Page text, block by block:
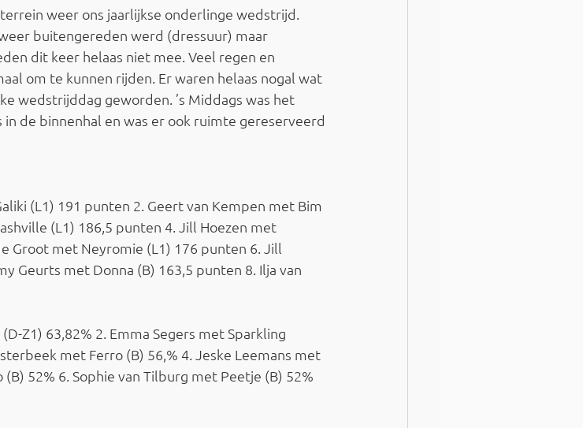
weer ons jaarlijkse onderlinge wedstrijd.
buitengereden werd (dressuur) maar
dit keer helaas niet mee. Veel regen en
om te kunnen rijden. Er waren helaas nogal wat
wedstrijddag geworden. ’s Middags was het
de binnenhal en was er ook ruimte gereserveerd
(L1) 191 punten 2. Geert van Kempen met Bim
(L1) 186,5 punten 4. Jill Hoezen met
Groot met Neyromie (L1) 176 punten 6. Jill
Geurts met Donna (B) 163,5 punten 8. Ilja van
Z1) 63,82% 2. Emma Segers met Sparkling
met Ferro (B) 56,% 4. Jeske Leemans met
52% 6. Sophie van Tilburg met Peetje (B) 52%